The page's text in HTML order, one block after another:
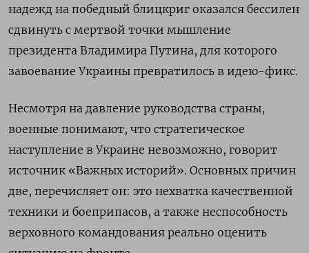
надежд на победный блицкриг оказался бессилен
сдвинуть с мертвой точки мышление
президента Владимира Путина, для которого
завоевание Украины превратилось в идею-фикс.
Несмотря на давление руководства страны,
военные понимают, что стратегическое
наступление в Украине невозможно, говорит
источник «Важных историй». Основных причин
две, перечисляет он: это нехватка качественной
техники и боеприпасов, а также неспособность
верховного командования реально оценить